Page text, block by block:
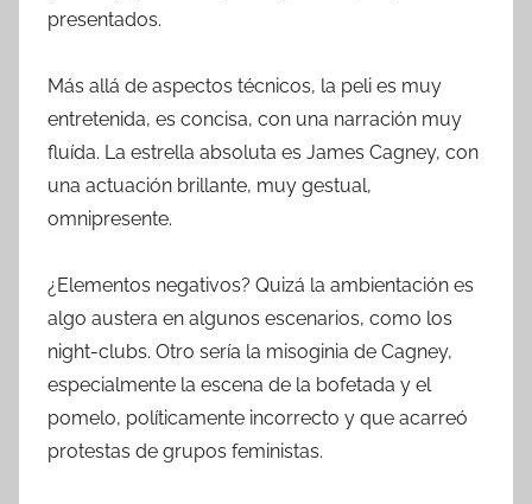
presentados.
Más allá de aspectos técnicos, la peli es muy
entretenida, es concisa, con una narración muy
fluída. La estrella absoluta es James Cagney, con
una actuación brillante, muy gestual,
omnipresente.
¿Elementos negativos? Quizá la ambientación es
algo austera en algunos escenarios, como los
night-clubs. Otro sería la misoginia de Cagney,
especialmente la escena de la bofetada y el
pomelo, políticamente incorrecto y que acarreó
protestas de grupos feministas.